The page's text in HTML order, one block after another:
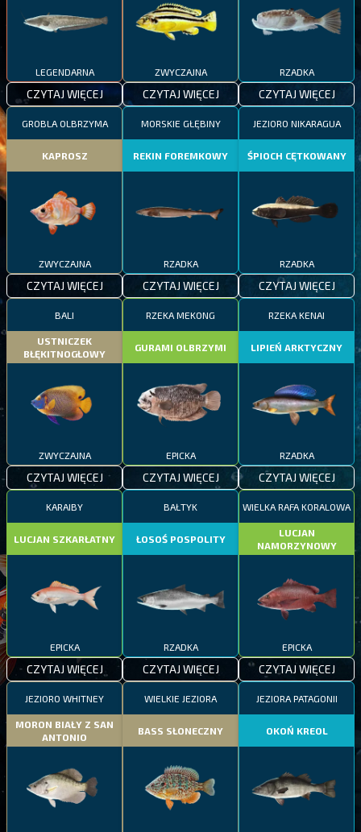
LEGENDARNA
CZYTAJ WIĘCEJ
ZWYCZAJNA
CZYTAJ WIĘCEJ
RZADKA
CZYTAJ WIĘCEJ
GROBLA OLBRZYMA
KAPROSZ
ZWYCZAJNA
CZYTAJ WIĘCEJ
MORSKIE GŁĘBINY
REKIN FOREMKOWY
RZADKA
CZYTAJ WIĘCEJ
JEZIORO NIKARAGUA
ŚPIOCH CĘTKOWANY
RZADKA
CZYTAJ WIĘCEJ
BALI
USTNICZEK
BŁĘKITNOGŁOWY
ZWYCZAJNA
CZYTAJ WIĘCEJ
RZEKA MEKONG
GURAMI OLBRZYMI
EPICKA
CZYTAJ WIĘCEJ
RZEKA KENAI
LIPIEŃ ARKTYCZNY
RZADKA
CZYTAJ WIĘCEJ
KARAIBY
LUCJAN SZKARŁATNY
EPICKA
CZYTAJ WIĘCEJ
BAŁTYK
ŁOSOŚ POSPOLITY
RZADKA
CZYTAJ WIĘCEJ
WIELKA RAFA KORALOWA
LUCJAN
NAMORZYNOWY
EPICKA
CZYTAJ WIĘCEJ
JEZIORO WHITNEY
MORON BIAŁY Z SAN
ANTONIO
WIELKIE JEZIORA
BASS SŁONECZNY
JEZIORA PATAGONII
OKOŃ KREOL